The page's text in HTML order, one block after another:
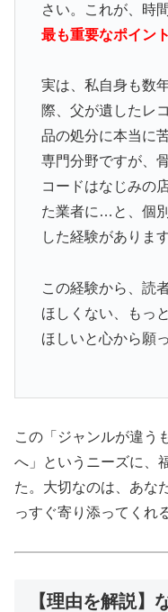
さい。これが、時
最も重要なポイント
実は、私自身も数
際、父が遺したレ
品の処分に本当に
専門分野ですが、
コードはなじみの
た業者に…と、個
した経験があります
この経験から、読
ほしくない、もっ
ほしいと心から願
この「ジャンルが違う
へ」というニーズに、
た。大切なのは、あな
っすぐ寄り添ってくれ
【理由を解説】